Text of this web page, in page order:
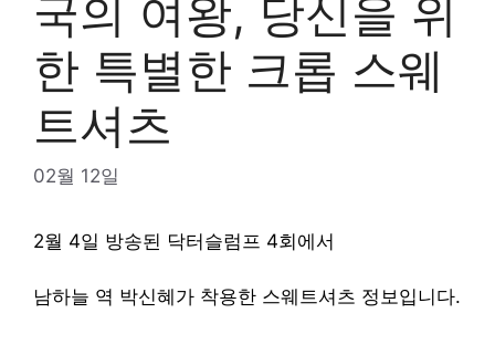
국의 여왕, 당신을 위
한 특별한 크롭 스웨
트셔츠
02월 12일
2월 4일 방송된 닥터슬럼프 4회에서
남하늘 역 박신혜가 착용한 스웨트셔츠 정보입니다.